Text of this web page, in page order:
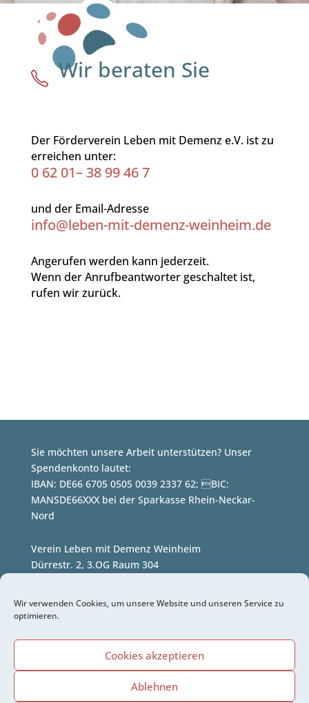
Wir verwenden Cookies, um unsere Website und unseren Service zu
optimieren.
Cookies akzeptieren
Ablehnen
Wir beraten Sie
Der Förderverein Leben mit Demenz e.V. ist zu
erreichen unter:
0 62 01– 38 99 46 7
und der Email-Adresse
info@leben-mit-demenz-weinheim.de
Angerufen werden kann jederzeit.
Wenn der Anrufbeantworter geschaltet ist,
rufen wir zurück.
Sie möchten unsere Arbeit unterstützen? Unser
Spendenkonto lautet:
IBAN: DE66 6705 0505 0039 2337 62; BIC:
MANSDE66XXX bei der Sparkasse Rhein-Neckar-
Nord
Verein Leben mit Demenz Weinheim
Dürrestr. 2, 3.OG Raum 304
info@leben-mit-demenz-weinheim.de